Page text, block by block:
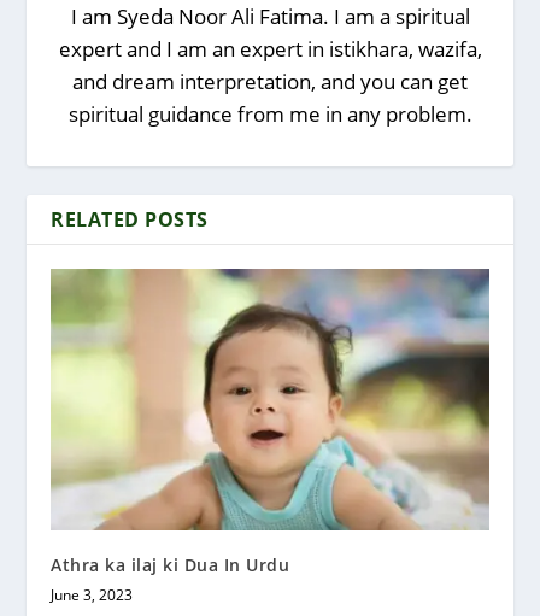
I am Syeda Noor Ali Fatima. I am a spiritual
expert and I am an expert in istikhara, wazifa,
and dream interpretation, and you can get
spiritual guidance from me in any problem.
RELATED POSTS
Athra ka ilaj ki Dua In Urdu
June 3, 2023